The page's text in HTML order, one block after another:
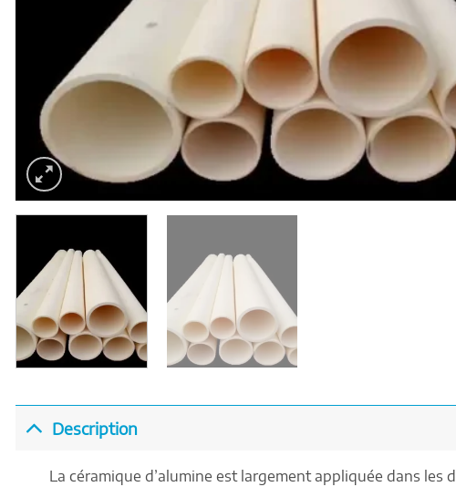
Description
La céramique d’alumine est largement appliquée dans